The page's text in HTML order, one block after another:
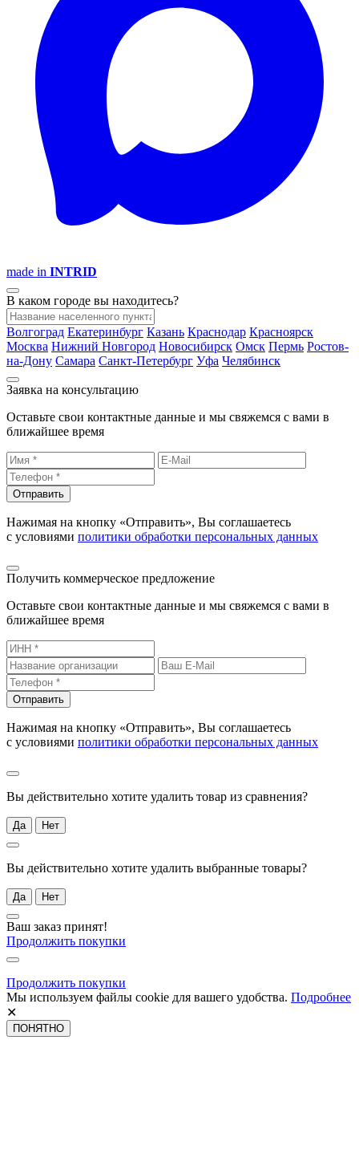
made in INTRID
В каком городе вы находитесь?
Волгоград Екатеринбург Казань Краснодар Красноярск
Москва Нижний Новгород Новосибирск Омск Пермь Ростов-
на-Дону Самара Санкт-Петербург Уфа Челябинск
Заявка на консультацию
Оставьте свои контактные данные и мы свяжемся с вами в
ближайшее время
Отправить
Нажимая на кнопку «Отправить», Вы соглашаетесь
с условиями политики обработки персональных данных
Получить коммерческое предложение
Оставьте свои контактные данные и мы свяжемся с вами в
ближайшее время
Отправить
Нажимая на кнопку «Отправить», Вы соглашаетесь
с условиями политики обработки персональных данных
Вы действительно хотите удалить товар из сравнения?
Да Нет
Вы действительно хотите удалить выбранные товары?
Да Нет
Ваш заказ принят!
Продолжить покупки
Продолжить покупки
Мы используем файлы cookie для вашего удобства. Подробнее
✕
ПОНЯТНО